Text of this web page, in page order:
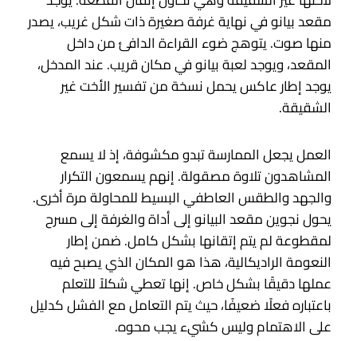
مقعد بيانو في نهاية غرفة صغيرة ذات شكل غريب، يصدر
منها صوت. يتوهج ضوء القراءة الدافئ من داخل
المقعد، ويوجد لعبة بيانو في مكان قريب. عند المدخل،
يوجد إطار عاكس يحمل نسخة من تفسير الأخت غير
الشقيقة.
العمل يجعل الممارسة تبدو مكشوفة، إذ لا يسمع
المشاهدون تلاوة مصقولة. إنهم يسمعون التكرار
والجهد والطقس العاطفي البسيط للمحاولة مرة أخرى.
يحول نجوين مقعد البيانو إلى أداة والغرفة إلى مسرح
لمقطوعة لم يتم إتقانها بشكل كامل. ضمن إطار
النعومة الراديكالية، هذا هو المكان الذي يصبح فيه
عملها دقيقًا بشكل خاص. إنها تعطي شكلاً للتعلم
باعتباره فعلًا ضعيفًا، حيث يتم التعامل مع الفشل كدليل
على الاهتمام وليس كشيء يجب محوه.